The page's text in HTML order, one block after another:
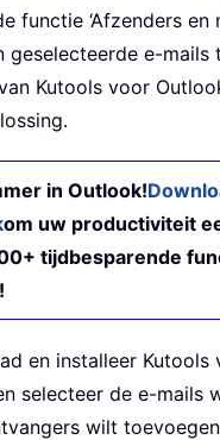
functie ‘Afzenders en
geselecteerde e-mails
Kutools voor
in Outlook!
om uw productiviteit
tijdbesparende
en installeer
selecteer de e-mails
wilt